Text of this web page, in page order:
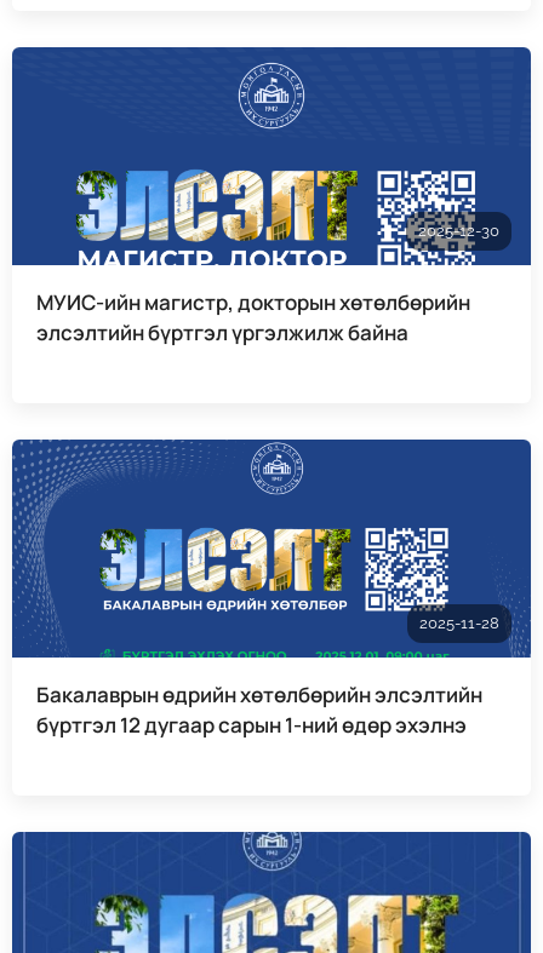
2025-12-30
МУИС-ийн магистр, докторын хөтөлбөрийн
элсэлтийн бүртгэл үргэлжилж байна
2025-11-28
Бакалаврын өдрийн хөтөлбөрийн элсэлтийн
бүртгэл 12 дугаар сарын 1-ний өдөр эхэлнэ